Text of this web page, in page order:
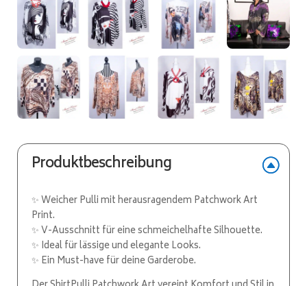
Produktbeschreibung
✨ Weicher Pulli mit herausragendem Patchwork Art
Print.
✨ V-Ausschnitt für eine schmeichelhafte Silhouette.
✨ Ideal für lässige und elegante Looks.
✨ Ein Must-have für deine Garderobe.